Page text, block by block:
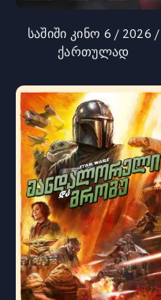
საშიში კინო 6 / 2026 /
ქართულად